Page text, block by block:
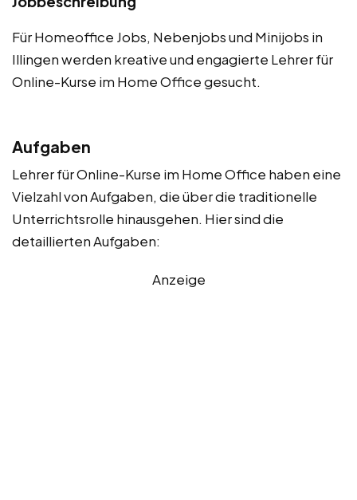
Für Homeoffice Jobs, Nebenjobs und Minijobs in
Illingen werden kreative und engagierte Lehrer für
Online-Kurse im Home Office gesucht.
Aufgaben
Lehrer für Online-Kurse im Home Office haben eine
Vielzahl von Aufgaben, die über die traditionelle
Unterrichtsrolle hinausgehen. Hier sind die
detaillierten Aufgaben:
Anzeige